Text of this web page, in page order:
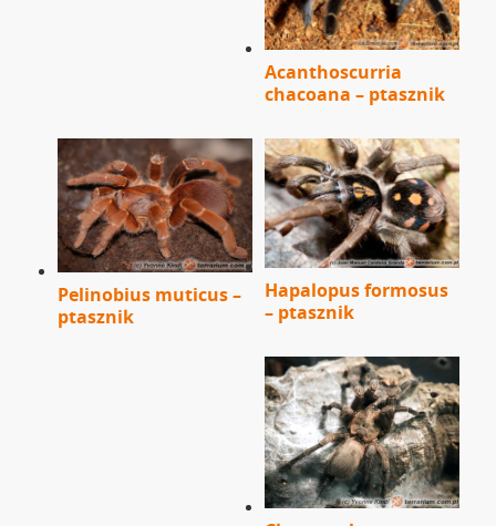
Acanthoscurria
chacoana – ptasznik
Pelinobius muticus –
ptasznik
Hapalopus formosus
– ptasznik